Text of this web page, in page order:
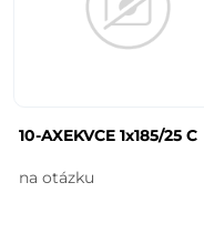
10-AXEKVCE 1x185/25 C
na otázku